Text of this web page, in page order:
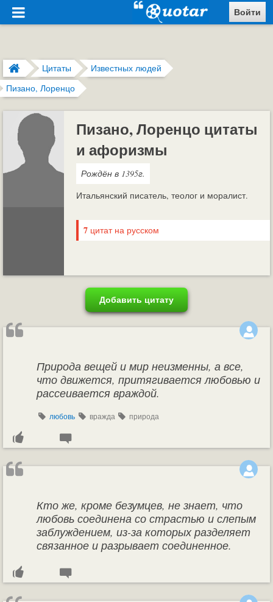
Войти
Цитаты
Известных людей
Пизано, Лоренцо
Пизано, Лоренцо цитаты
и афоризмы
Рождён в 1395г.
Итальянский писатель, теолог и моралист.
7 цитат на русском
Добавить цитату
Природа вещей и мир неизменны, а все,
что движется, притягивается любовью и
рассеивается враждой.
любовь вражда природа
Кто же, кроме безумцев, не знает, что
любовь соединена со страстью и слепым
заблуждением, из-за которых разделяет
связанное и разрывает соединенное.